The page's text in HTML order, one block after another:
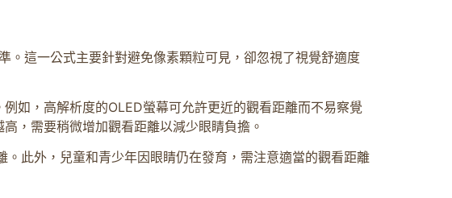
這一公式主要針對避免像素顆粒可見，卻忽視了視覺舒適度
例如，高解析度的OLED螢幕可允許更近的觀看距離而不易察覺
，需要稍微增加觀看距離以減少眼睛負擔。
此外，兒童和青少年因眼睛仍在發育，需注意適當的觀看距離